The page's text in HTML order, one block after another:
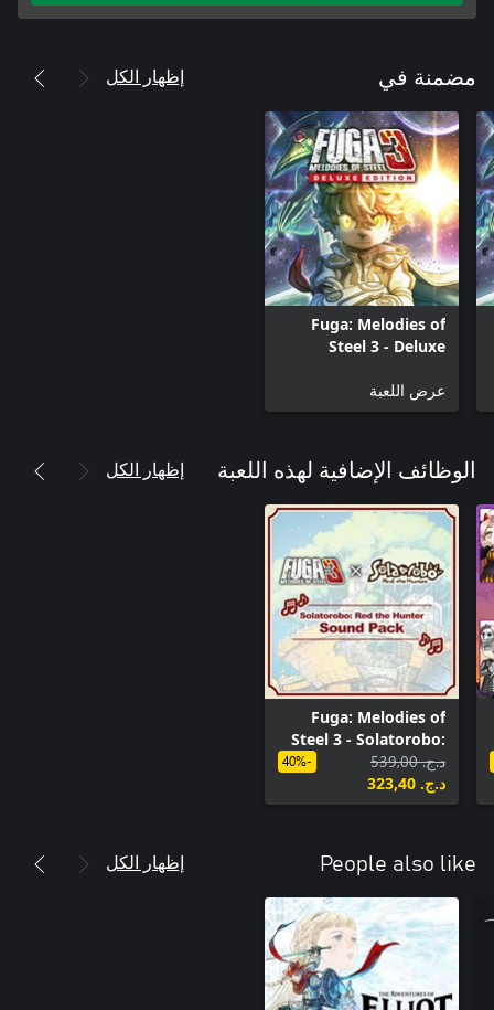
مضمنة في إظهار الكل
Fuga: Melodies of
Steel 3 - Deluxe
عرض اللعبة
الوظائف الإضافية لهذه اللعبة إظهار الكل
Fuga: Melodies of
Steel 3 - Solatorobo:
Red the Hunter
Sound Pack
د.ج.‏ 539,00
د.ج.‏ 323,40
-40%
People also like إظهار الكل